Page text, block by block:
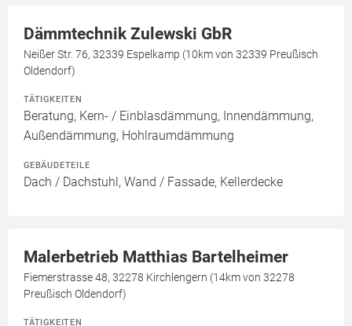
Dämmtechnik Zulewski GbR
Neißer Str. 76, 32339 Espelkamp (10km von 32339 Preußisch
Oldendorf)
TÄTIGKEITEN
Beratung, Kern- / Einblasdämmung, Innendämmung,
Außendämmung, Hohlraumdämmung
GEBÄUDETEILE
Dach / Dachstuhl, Wand / Fassade, Kellerdecke
Malerbetrieb Matthias Bartelheimer
Fiemerstrasse 48, 32278 Kirchlengern (14km von 32278
Preußisch Oldendorf)
TÄTIGKEITEN